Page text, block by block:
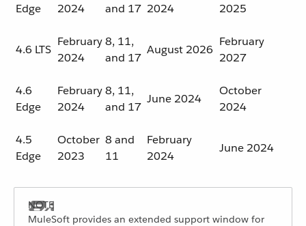
Edge
2024
and 17 2024
2025
4.6 LTS
February
2024
8, 11,
and 17
August 2026
February
2027
4.6
Edge
February
2024
8, 11,
and 17
June 2024
October
2024
4.5
Edge
October
2023
8 and
11
February
2024
June 2024
MuleSoft provides an extended support window for